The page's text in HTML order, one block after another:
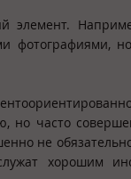
фотографиями,
но часто
не
хорошим